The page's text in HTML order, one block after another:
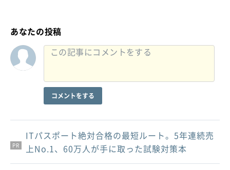
あなたの投稿
コメントをする
PR
PR
PR
ITパスポート絶対合格の最短ルート。5年連続売
上No.1、60万人が手に取った試験対策本